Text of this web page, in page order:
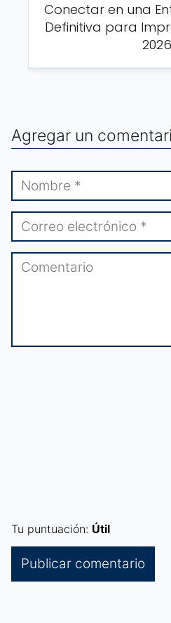
Conectar en una
Definitiva para
2026
Agregar un
Tu puntuación: Útil